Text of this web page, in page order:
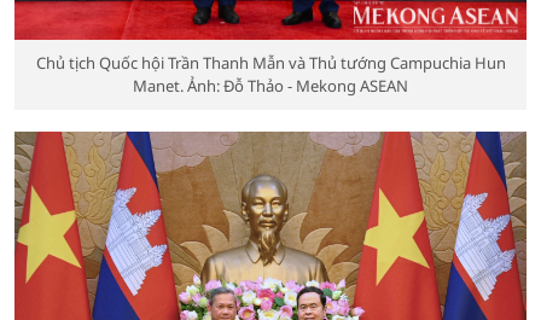
Chủ tịch Quốc hội Trần Thanh Mẫn và Thủ tướng Campuchia Hun
Manet. Ảnh: Đỗ Thảo - Mekong ASEAN